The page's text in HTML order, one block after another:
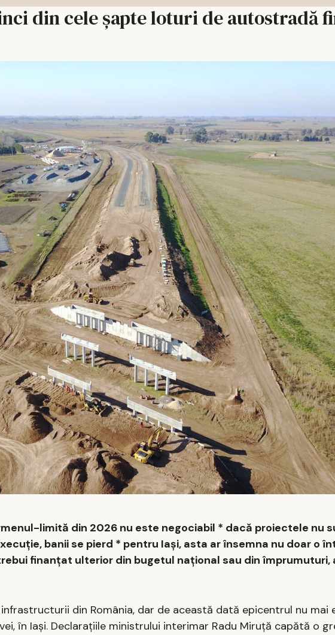
din cele șapte loturi de autostradă
limită din 2026 nu este negociabil * dacă proiectele nu
banii se pierd * pentru Iași, asta ar însemna nu doar o
finanțat ulterior din bugetul național sau din împrumuturi,
din România, dar de această dată epicentrul nu mai
în Iași. Declarațiile ministrului interimar Radu Miruță capătă o